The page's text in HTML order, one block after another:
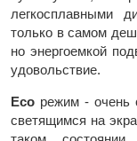
легкосплавными
только в самом
но энергоемкой
удовольствие.
Eco режим - очень
светящимся на